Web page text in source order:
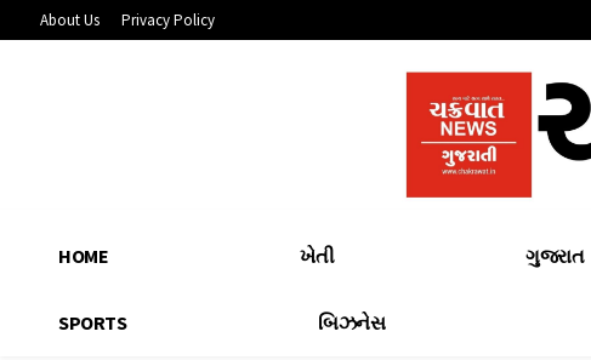
About Us Privacy Policy
HOME ખેતી ગુજરાત
SPORTS બિઝનેસ